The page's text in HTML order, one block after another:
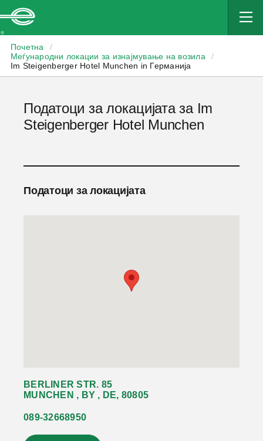
Почетна
/
Меѓународни локации за изнајмување на возила
/
Im Steigenberger Hotel Munchen in Германија
Податоци за локацијата за Im
Steigenberger Hotel Munchen
Податоци за локацијата
BERLINER STR. 85
MUNCHEN , BY , DE, 80805
089-32668950